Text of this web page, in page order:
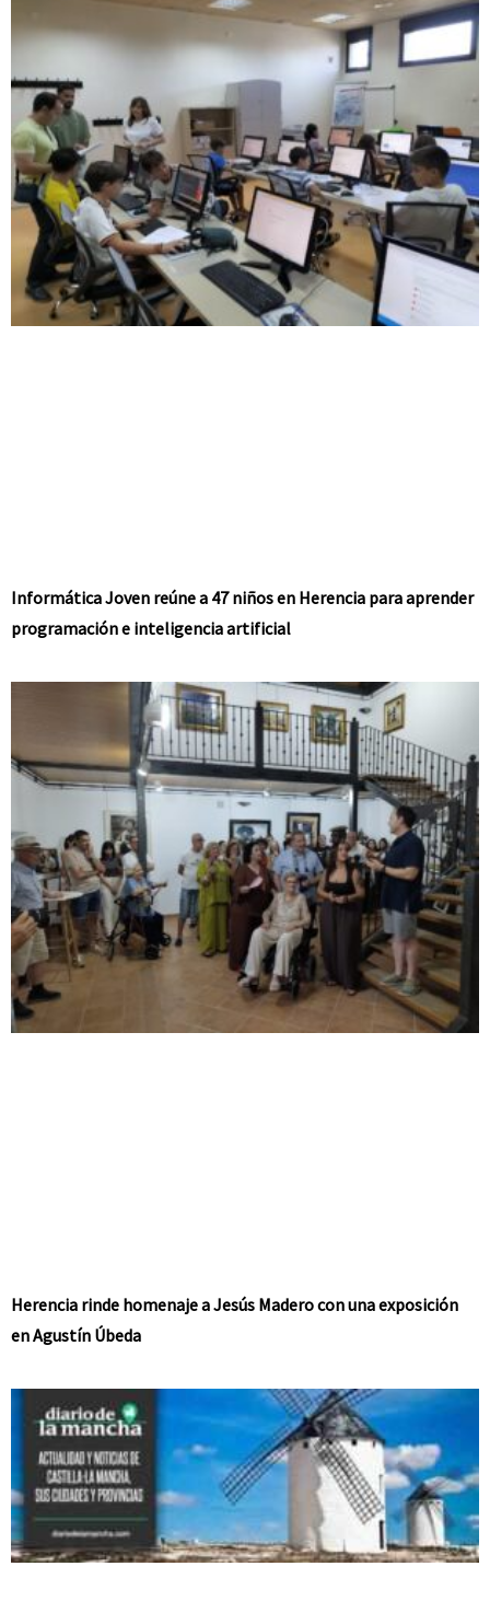
Informática Joven reúne a 47 niños en Herencia para aprender
programación e inteligencia artificial
Herencia rinde homenaje a Jesús Madero con una exposición
en Agustín Úbeda